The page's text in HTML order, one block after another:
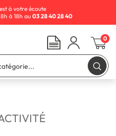
à votre écoute
à 18h au 03 28 40 28 40
0